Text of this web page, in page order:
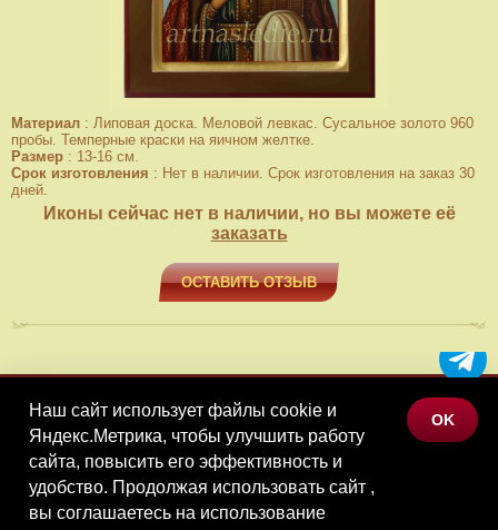
Материал : Липовая доска. Меловой левкас. Сусальное золото 960
пробы. Темперные краски на яичном желтке.
Размер : 13-16 см.
Срок изготовления : Нет в наличии. Срок изготовления на заказ 30
дней.
Иконы сейчас нет в наличии, но вы можете её
заказать
ОСТАВИТЬ ОТЗЫВ
МЕНЮ
КАТАЛОГ ТОВАРОВ
КОНТАКТЫ
Наш сайт использует файлы cookie и
Яндекс.Метрика, чтобы улучшить работу
сайта, повысить его эффективность и
удобство. Продолжая использовать сайт ,
вы соглашаетесь на использование
OK